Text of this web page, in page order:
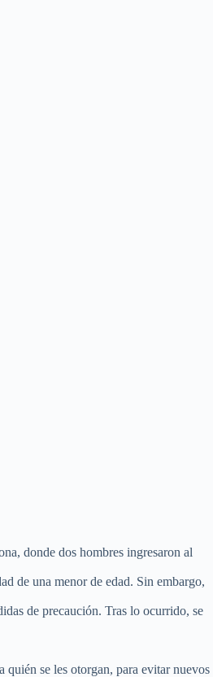
donde dos hombres ingresaron al
de una menor de edad. Sin embargo,
de precaución. Tras lo ocurrido, se
se les otorgan, para evitar nuevos